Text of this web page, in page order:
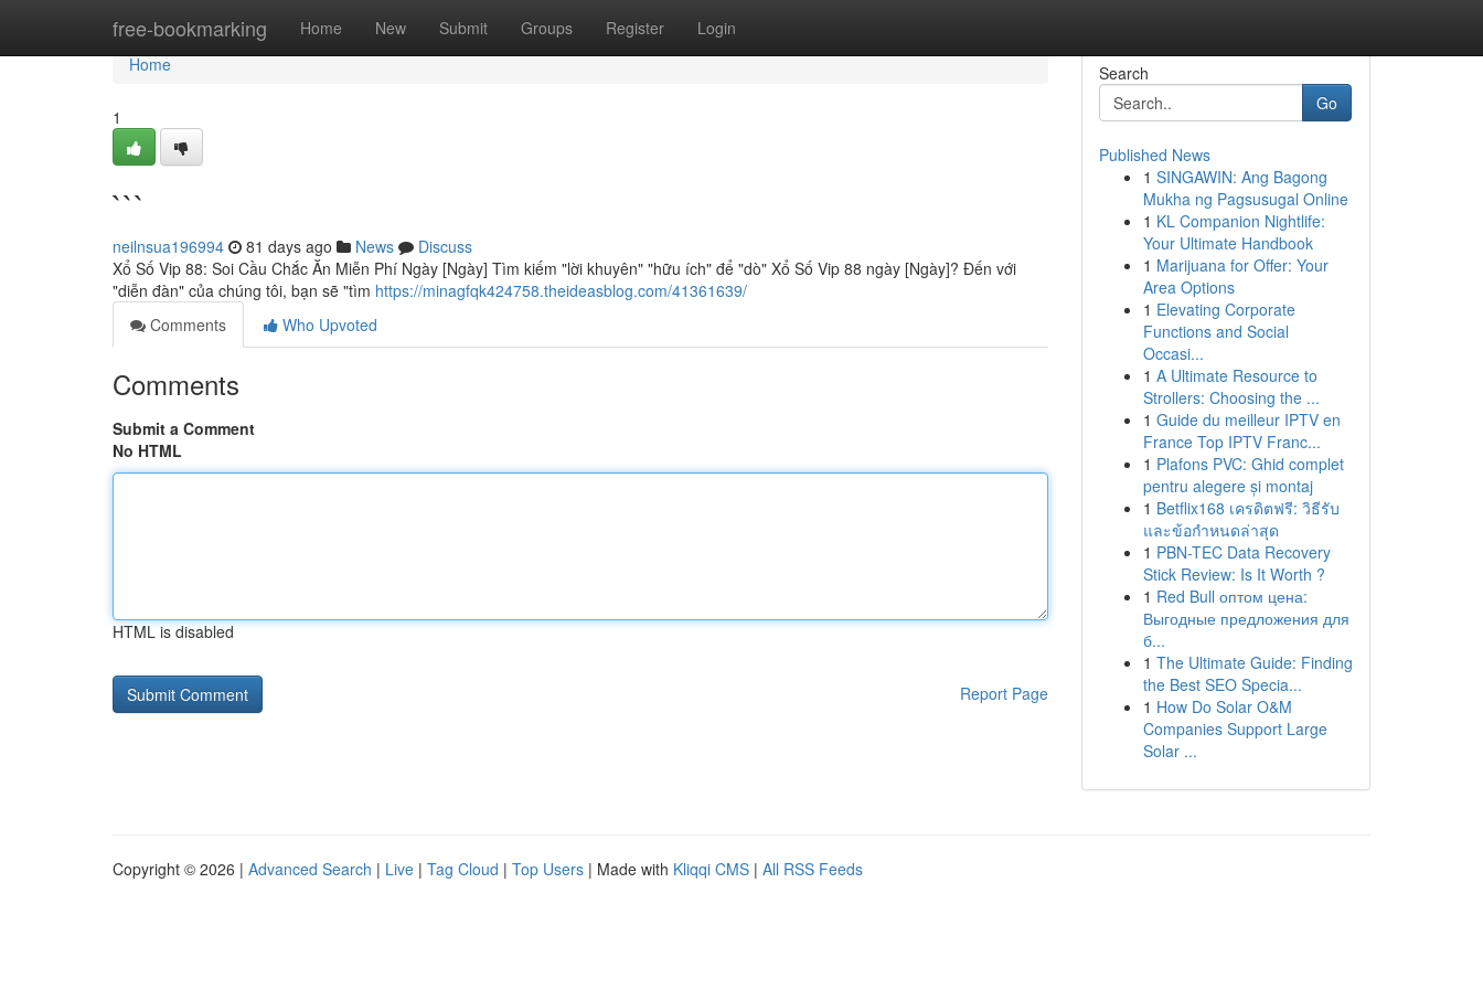
free-bookmarking Home New Submit Groups Register Login
Home
Home
1
```
neilnsua196994 81 days ago News
Discuss
Xổ Số Vip 88: Soi Cầu Chắc Ăn Miễn Phí Ngày [Ngày] Tìm kiếm "lời khuyên" "hữu ích" để "dò" Xổ Số Vip 88 ngày [Ngày]? Đến với
"diễn đàn" của chúng tôi, bạn sẽ "tìm https://minagfqk424758.theideasblog.com/41361639/
Comments
Who Upvoted
Comments
Submit a Comment
No HTML
HTML is disabled
Report Page
Search
Go
Published News
1 SINGAWIN: Ang Bagong
Mukha ng Pagsusugal Online
1 KL Companion Nightlife:
Your Ultimate Handbook
1 Marijuana for Offer: Your
Area Options
1 Elevating Corporate
Functions and Social
Occasi...
1 A Ultimate Resource to
Strollers: Choosing the ...
1 Guide du meilleur IPTV en
France Top IPTV Franc...
1 Plafons PVC: Ghid complet
pentru alegere și montaj
1 Betflix168 เครดิตฟรี: วิธีรับ
และข้อกำหนดล่าสุด
1 PBN-TEC Data Recovery
Stick Review: Is It Worth ?
1 Red Bull оптом цена:
Выгодные предложения для
б...
1 The Ultimate Guide: Finding
the Best SEO Specia...
1 How Do Solar O&M
Companies Support Large
Solar ...
Copyright © 2026 | Advanced Search | Live | Tag Cloud | Top Users | Made with Kliqqi CMS | All RSS Feeds